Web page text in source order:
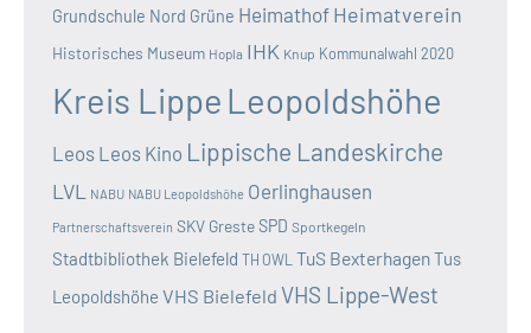
Grundschule Nord Grüne Heimathof Heimatverein
Historisches Museum Hopla IHK Knup Kommunalwahl 2020
Kreis Lippe Leopoldshöhe
Leos Leos Kino Lippische Landeskirche
LVL NABU NABU Leopoldshöhe Oerlinghausen
Partnerschaftsverein SKV GresteSPD Sportkegeln
Stadtbibliothek Bielefeld TH OWL TuS BexterhagenTus
Leopoldshöhe VHS Bielefeld VHS Lippe-West